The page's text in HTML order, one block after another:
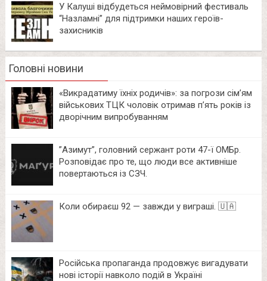
У Калуші відбудеться неймовірний фестиваль
“Назламні” для підтримки наших героїв-
захисників
Головні новини
«Викрадатиму їхніх родичів»: за погрози сім’ям
військових ТЦК чоловік отримав п’ять років із
дворічним випробуванням
⁨”Азимут”, головний сержант роти 47-ї ОМБр.
Розповідає про те, що люди все активніше
повертаються із СЗЧ.
Коли обираєш 92 — завжди у виграші. 🇺🇦
Російська пропаганда продовжує вигадувати
нові історії навколо подій в Україні